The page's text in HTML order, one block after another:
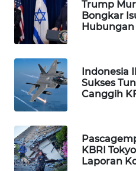
Trump
Bongkar
Hubungan
Indonesia
Sukses
Canggih
KBRI
Laporan
WAHANA
PERSONA
WAHANA
OTOMOTIF
WAHANA
HEALTH
WAHANA
DESA
WISATA